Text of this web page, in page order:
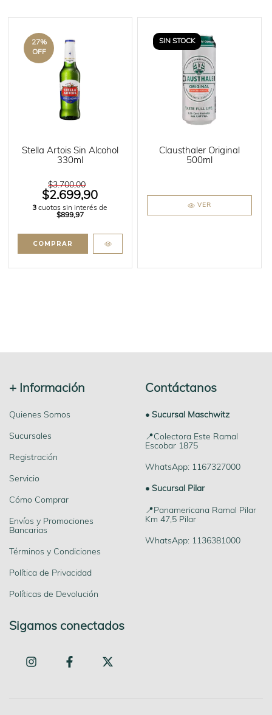
27%
OFF
Stella Artois Sin Alcohol
330ml
$3.700,00
$2.699,90
3 cuotas sin interés de
$899,97
SIN STOCK
Clausthaler Original
500ml
VER
+ Información
Quienes Somos
Sucursales
Registración
Servicio
Cómo Comprar
Envíos y Promociones
Bancarias
Términos y Condiciones
Política de Privacidad
Políticas de Devolución
Contáctanos
• Sucursal Maschwitz
📍Colectora Este Ramal
Escobar 1875
WhatsApp: 1167327000
• Sucursal Pilar
📍Panamericana Ramal Pilar
Km 47,5 Pilar
WhatsApp: 1136381000
Sigamos conectados